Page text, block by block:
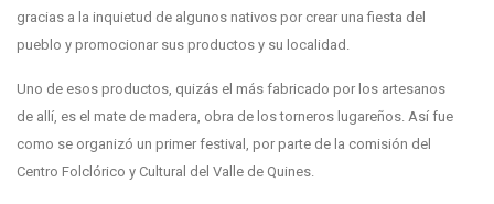
gracias a la inquietud de algunos nativos por crear una fiesta del
pueblo y promocionar sus productos y su localidad.
Uno de esos productos, quizás el más fabricado por los artesanos
de allí, es el mate de madera, obra de los torneros lugareños. Así fue
como se organizó un primer festival, por parte de la comisión del
Centro Folclórico y Cultural del Valle de Quines.